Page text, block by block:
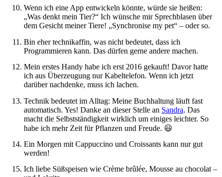
Wenn ich eine App entwickeln könnte, würde sie heißen:
„Was denkt mein Tier?“ Ich wünsche mir Sprechblasen über
dem Gesicht meiner Tiere! „Synchronise my pet“ – oder so.
Bin eher technikaffin, was nicht bedeutet, dass ich
Programmieren kann. Das dürfen gerne andere machen.
Mein erstes Handy habe ich erst 2016 gekauft! Davor hatte
ich aus Überzeugung nur Kabeltelefon. Wenn ich jetzt
darüber nachdenke, muss ich lachen.
Technik bedeutet im Alltag: Meine Buchhaltung läuft fast
automatisch. Yes! Danke an dieser Stelle an Sandra. Das
macht die Selbstständigkeit wirklich um einiges leichter. So
habe ich mehr Zeit für Pflanzen und Freude. 😃
Ein Morgen mit Cappuccino und Croissants kann nur gut
werden!
Ich liebe Süßspeisen wie Crème brûlée, Mousse au chocolat –